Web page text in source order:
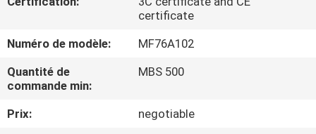
À
PROPOS
DE
NOUS
certificate
Numéro de modèle:
MF76A102
Quantité de
commande min:
MBS 500
Prix:
negotiable